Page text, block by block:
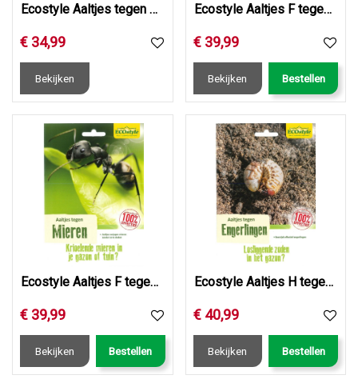
Ecostyle Aaltjes tegen slakken 12 mln/40 m2
€ 34,99
Bekijken
Ecostyle Aaltjes F tegen larven trips 50 mln/ca. 100m2/ > 5…
€ 39,99
Bekijken Bestellen
Ecostyle Aaltjes F tegen mieren 50 mln/100 m2/50 nest
€ 39,99
Bekijken Bestellen
Ecostyle Aaltjes H tegen engerlingen 50 mln/100 m2
€ 40,99
Bekijken Bestellen